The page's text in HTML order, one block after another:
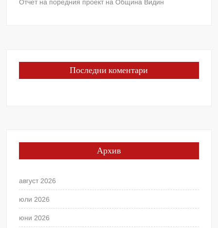
Отчет на поредния проект на Община Видин
Последни коментари
Архив
август 2026
юли 2026
юни 2026